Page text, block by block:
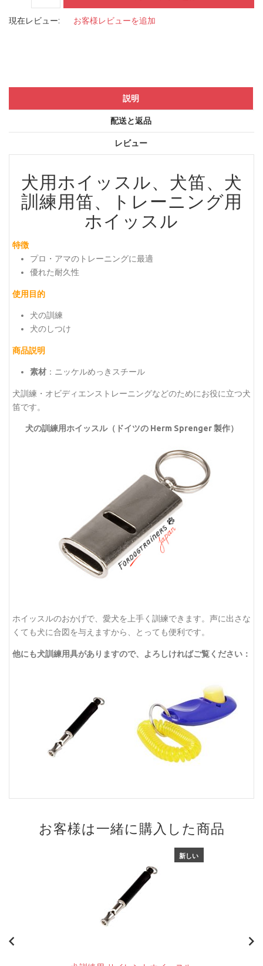
現在レビュー: お客様レビューを追加
説明
配送と返品
レビュー
犬用ホイッスル、犬笛、犬
訓練用笛、トレーニング用
ホイッスル
特徴
プロ・アマのトレーニングに最適
優れた耐久性
使用目的
犬の訓練
犬のしつけ
商品説明
素材 ：ニッケルめっきスチール
犬訓練・オビディエンストレーニングなどのためにお役に立つ犬
笛です。
犬の訓練用ホイッスル（ドイツの Herm Sprenger 製作）
ホイッスルのおかげで、愛犬を上手く訓練できます。声に出さな
くても犬に合図を与えますから、とっても便利です。
他にも犬訓練用具がありますので、よろしければご覧ください：
お客様は一緒に購入した商品
新しい